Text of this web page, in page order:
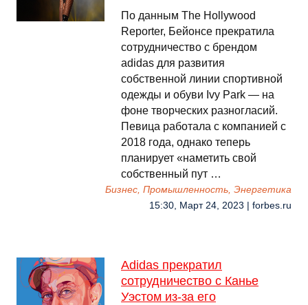
По данным The Hollywood
Reporter, Бейонсе прекратила
сотрудничество с брендом
adidas для развития
собственной линии спортивной
одежды и обуви Ivy Park — на
фоне творческих разногласий.
Певица работала с компанией с
2018 года, однако теперь
планирует «наметить свой
собственный пут …
Бизнес, Промышленность, Энергетика
15:30, Март 24, 2023 | forbes.ru
Adidas прекратил
сотрудничество с Канье
Уэстом из-за его